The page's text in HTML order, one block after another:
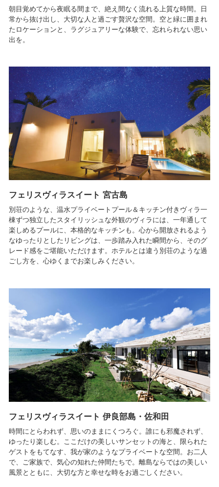
朝目覚めてから夜眠る間まで、絶え間なく流れる上質な時間。日
常から抜け出し、大切な人と過ごす贅沢な空間。空と緑に囲まれ
たロケーションと、ラグジュアリーな体験で、忘れられない思い
出を。
フェリスヴィラスイート 宮古島
別荘のような、温水プライベートプール＆キッチン付きヴィラ一
棟ずつ独立したスタイリッシュな外観のヴィラには、一年通して
楽しめるプールに、本格的なキッチンも。心から開放されるよう
なゆったりとしたリビングは、一歩踏み入れた瞬間から、そのグ
レード感をご堪能いただけます。ホテルとは違う別荘のような過
ごし方を、心ゆくまでお楽しみください。
フェリスヴィラスイート 伊良部島・佐和田
時間にとらわれず、思いのままにくつろぐ。誰にも邪魔されず、
ゆったり楽しむ。ここだけの美しいサンセットの海と、限られた
ゲストをもてなす、我が家のようなプライベートな空間。お二人
で、ご家族で、気心の知れた仲間たちで。離島ならではの美しい
風景とともに、大切な方と幸せな時をお過ごしください。